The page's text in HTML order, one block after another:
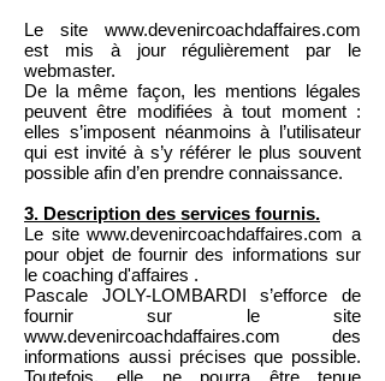
Le site www.devenircoachdaffaires.com
est mis à jour régulièrement par le
webmaster.
De la même façon, les mentions légales
peuvent être modifiées à tout moment :
elles s’imposent néanmoins à l’utilisateur
qui est invité à s’y référer le plus souvent
possible afin d’en prendre connaissance.
3. Description des services fournis.
Le sitewww.devenircoachdaffaires.com a
pour objet de fournir des informations sur
le coaching d'affaires .
Pascale JOLY-LOMBARDI s’efforce de
fournir sur le site
www.devenircoachdaffaires.com des
informations aussi précises que possible.
Toutefois, elle ne pourra être tenue